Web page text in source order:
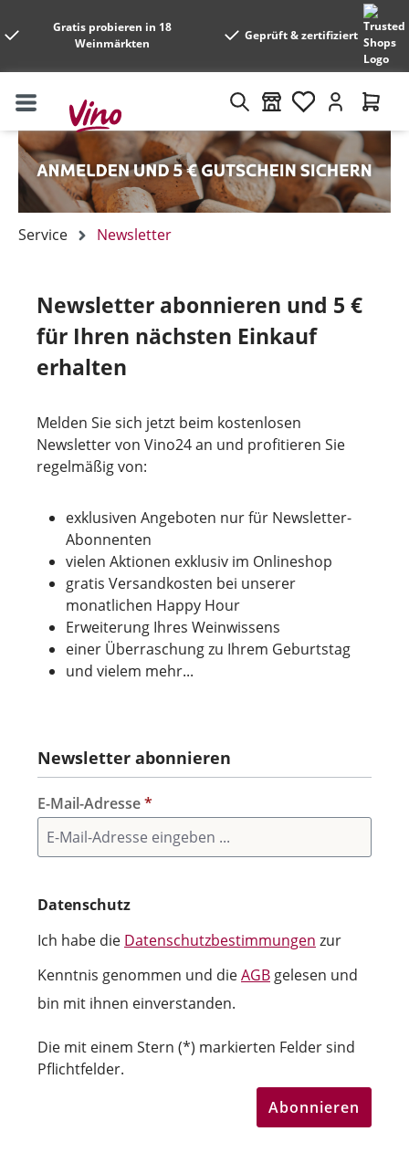
Gratis probieren in 18
Weinmärkten
Geprüft & zertifiziert
Service Newsletter
Newsletter abonnieren und 5 €
für Ihren nächsten Einkauf
erhalten
Melden Sie sich jetzt beim kostenlosen
Newsletter von Vino24 an und profitieren Sie
regelmäßig von:
exklusiven Angeboten nur für Newsletter-
Abonnenten
vielen Aktionen exklusiv im Onlineshop
gratis Versandkosten bei unserer
monatlichen Happy Hour
Erweiterung Ihres Weinwissens
einer Überraschung zu Ihrem Geburtstag
und vielem mehr...
Newsletter abonnieren
E-Mail-Adresse*
Datenschutz
Ich habe die Datenschutzbestimmungen zur
Kenntnis genommen und dieAGB gelesen und
bin mit ihnen einverstanden.
Die mit einem Stern (*) markierten Felder sind
Pflichtfelder.
Abonnieren